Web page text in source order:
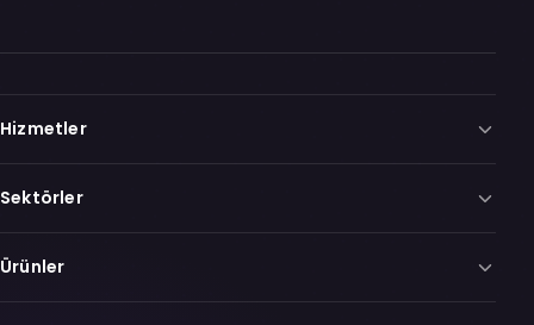
Hizmetler
Sektörler
Ürünler